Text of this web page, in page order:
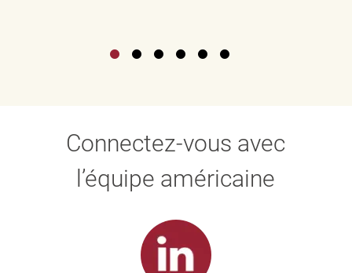
Connectez-vous avec
l’équipe américaine